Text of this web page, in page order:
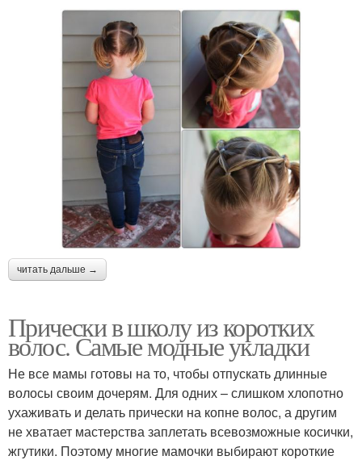
читать дальше →
Прически в школу из коротких
волос. Самые модные укладки
Не все мамы готовы на то, чтобы отпускать длинные
волосы своим дочерям. Для одних – слишком хлопотно
ухаживать и делать прически на копне волос, а другим
не хватает мастерства заплетать всевозможные косички,
жгутики. Поэтому многие мамочки выбирают короткие